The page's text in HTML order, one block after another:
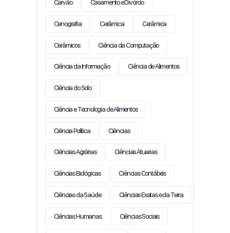
Carvão Casamento e Divórcio
Cenografia Cerâmica Cerâmica
Cerâmicos Ciência da Computação
Ciência da Informação Ciência de Alimentos
Ciência do Solo
Ciência e Tecnologia de Alimentos
Ciência Política Ciências
Ciências Agrárias Ciências Atuarias
Ciências Biológicas Ciências Contábeis
Ciências da Saúde Ciências Exatas e da Terra
Ciências Humanas Ciências Sociais